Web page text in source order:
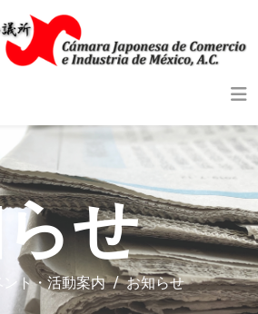
せ
ント・活動案内
お知らせ